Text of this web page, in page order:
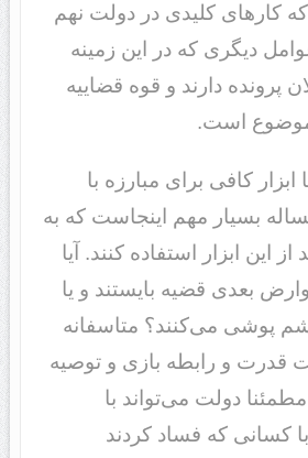
که کارهای کلیدی در دولت نهم
دیگری که در این زمینه
پرونده دارند و قوه قضاییه
موضوع است.
کافی برای مبارزه با
بسیار مهم اینجاست که به
این ابزار استفاده کنند. آیا
بعدی قضیه بایستند و یا
پوشی می‌کنند؟ متاسفانه
قدرت و رابطه بازی و توصیه
دولت می‌تواند با
کسانی که فساد کردند